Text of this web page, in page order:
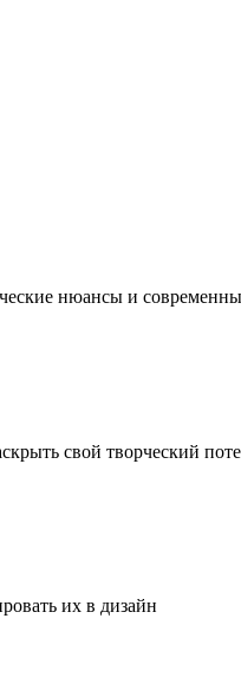
нюансы и
свой творческий
их в дизайн